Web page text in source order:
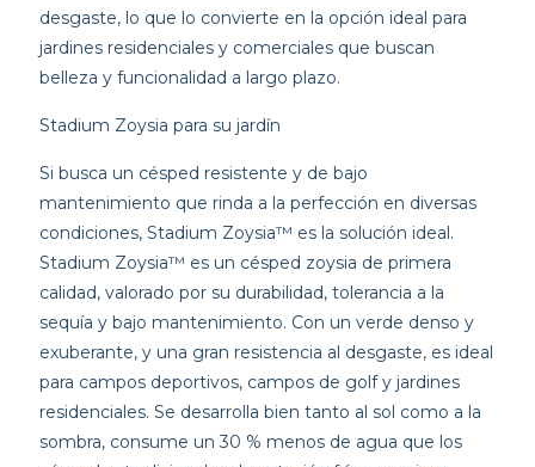
desgaste, lo que lo convierte en la opción ideal para
jardines residenciales y comerciales que buscan
belleza y funcionalidad a largo plazo.
Stadium Zoysia para su jardín
Si busca un césped resistente y de bajo
mantenimiento que rinda a la perfección en diversas
condiciones, Stadium Zoysia™ es la solución ideal.
Stadium Zoysia™ es un césped zoysia de primera
calidad, valorado por su durabilidad, tolerancia a la
sequía y bajo mantenimiento. Con un verde denso y
exuberante, y una gran resistencia al desgaste, es ideal
para campos deportivos, campos de golf y jardines
residenciales. Se desarrolla bien tanto al sol como a la
sombra, consume un 30 % menos de agua que los